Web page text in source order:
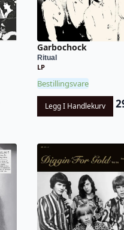
Garbochock
Ritual
LP
Bestillingsvare
Legg I Handlekurv